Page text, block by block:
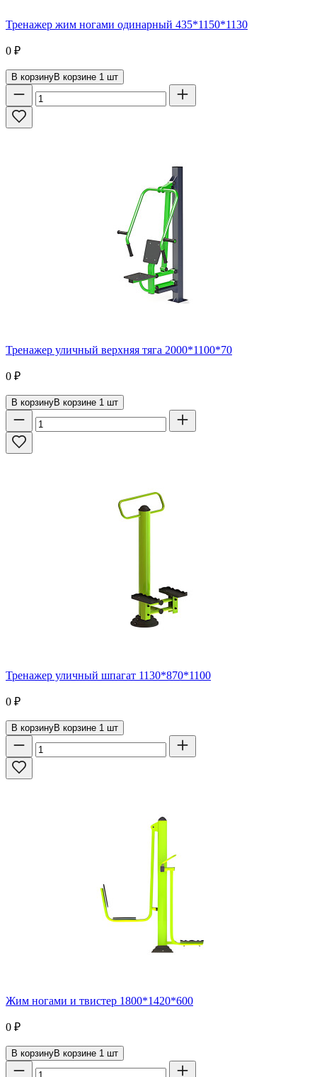
Тренажер жим ногами одинарный 435*1150*1130
0 ₽
В корзинуВ корзине 1 шт
Тренажер уличный верхняя тяга 2000*1100*70
0 ₽
В корзинуВ корзине 1 шт
Тренажер уличный шпагат 1130*870*1100
0 ₽
В корзинуВ корзине 1 шт
Жим ногами и твистер 1800*1420*600
0 ₽
В корзинуВ корзине 1 шт